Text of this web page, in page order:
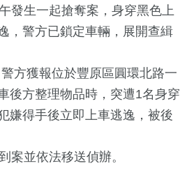
發生一起搶奪案，身穿黑色上
，警方已鎖定車輛，展開查緝
方獲報位於豐原區圓環北路一
後方整理物品時，突遭1名身穿
嫌得手後立即上車逃逸，被後
並依法移送偵辦。